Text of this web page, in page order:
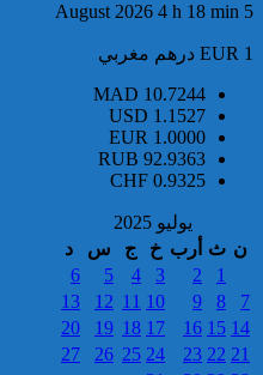
إجهاض عملية للتهريب الدولي
لثلاثة أطنان و960 كيلوغراما من
مخدر الشيرا
العثور على جثة شخص يرجح أن
5 August 2026 4 h 18 min
EUR 1 درهم مغربي
MAD 10.7244
USD 1.1527
EUR 1.0000
RUB 92.9363
CHF 0.9325
يوليو 2025
ن ث أرب خ ج س د
1
2
3
4
5
6
7
8
9
10
11
12
13
14
15
16
17
18
19
20
21
22
23
24
25
26
27